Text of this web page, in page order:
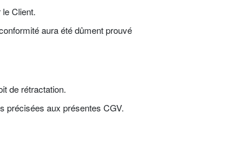
Client.
aura été dûment prouvé
de rétractation.
précisées aux présentes CGV.